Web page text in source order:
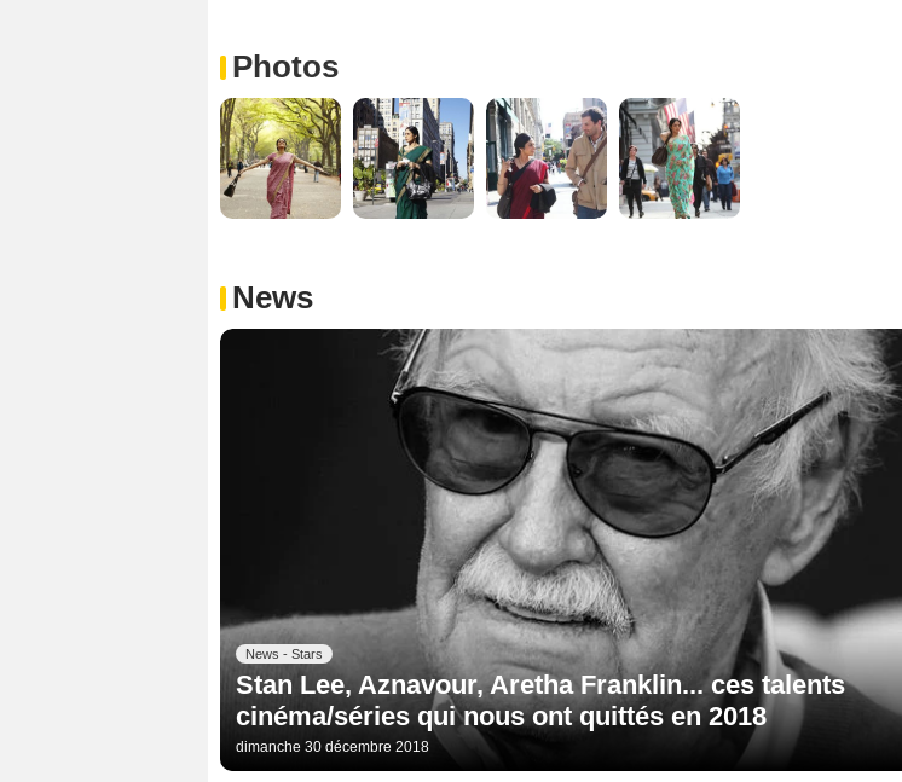
Photos
News
News - Stars
Stan Lee, Aznavour, Aretha Franklin... ces talents
cinéma/séries qui nous ont quittés en 2018
dimanche 30 décembre 2018